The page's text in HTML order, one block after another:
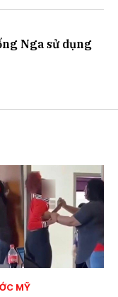
Nga sử dụng
MỸ